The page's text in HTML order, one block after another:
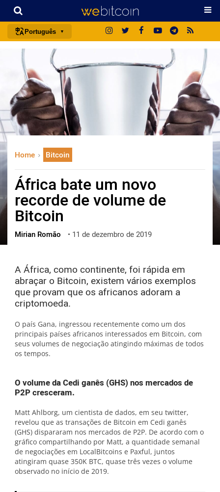
Português
português (BR)
english
español
français
italiano
deutsch
中文
한국어
العربية
ไทย
ქართული
vietnamese
Home Bitcoin
África bate um novo
recorde de volume de
Bitcoin
Mirian Romão • 11 de dezembro de 2019
A África, como continente, foi rápida em
abraçar o Bitcoin, existem vários exemplos
que provam que os africanos adoram a
criptomoeda.
O país Gana, ingressou recentemente como um dos
principais países africanos interessados em Bitcoin, com
seus volumes de negociação atingindo máximas de todos
os tempos.
O volume da Cedi ganês (GHS) nos mercados de
P2P cresceram.
Matt Ahlborg, um cientista de dados, em seu twitter,
revelou que as transações de Bitcoin em Cedi ganês
(GHS) dispararam nos mercados de P2P. De acordo com o
gráfico compartilhando por Matt, a quantidade semanal
de negociações em LocalBitcoins e Paxful, juntos
atingiram quase 350K BTC, quase três vezes o volume
observado no início de 2019.